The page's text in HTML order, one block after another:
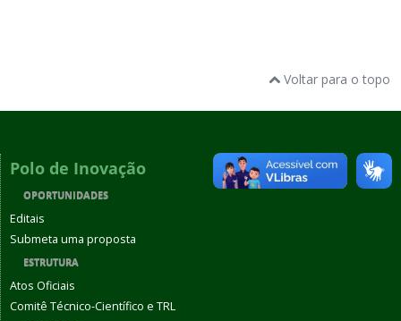
Voltar para o topo
Polo de Inovação
OPORTUNIDADES
Editais
Submeta uma proposta
ESTRUTURA
Atos Oficiais
Comitê Técnico-Científico e TRL